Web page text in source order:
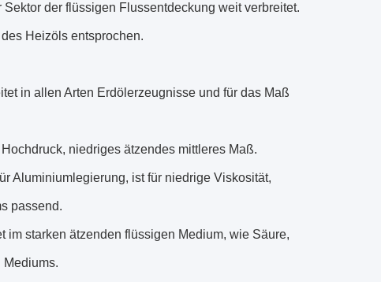
der flüssigen Flussentdeckung weit verbreitet.
Heizöls entsprochen.
in allen Arten Erdölerzeugnisse und für das Maß
niedriges ätzendes mittleres Maß.
Aluminiumlegierung, ist für niedrige Viskosität,
passend.
im starken ätzenden flüssigen Medium, wie Säure,